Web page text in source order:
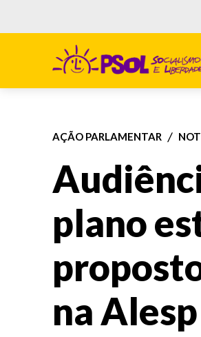
AÇÃO PARLAMENTAR
plano
na Alesp